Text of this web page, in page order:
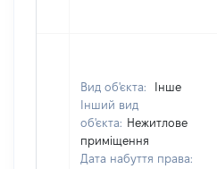
Вид об'єкта:
Інше
Інший вид
об'єкта: Нежитлове
приміщення
Дата набуття права: